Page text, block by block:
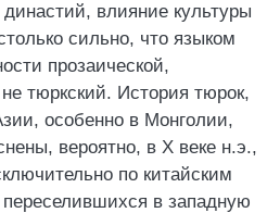
влияние культуры
сильно, что языком
прозаической,
тюркский. История тюрок,
особенно в Монголии,
вероятно, в Х веке н.э.,
по китайским
в западную